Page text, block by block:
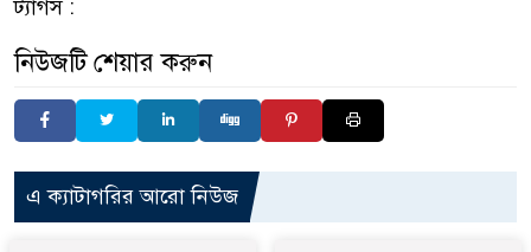
ট্যাগস :
নিউজটি শেয়ার করুন
এ ক্যাটাগরির আরো নিউজ